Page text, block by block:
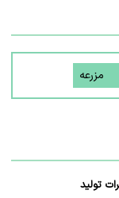
مزرعه